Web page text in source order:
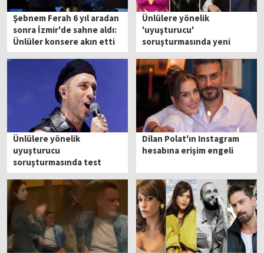
Şebnem Ferah 6 yıl aradan
sonra İzmir'de sahne aldı:
Ünlüler konsere akın etti
Ünlülere yönelik
'uyuşturucu'
soruşturmasında yeni
gelişme: 9 kişi tutuklandı
Ünlülere yönelik
uyuşturucu
soruşturmasında test
sonuçları ortaya çıktı
Dilan Polat'ın Instagram
hesabına erişim engeli